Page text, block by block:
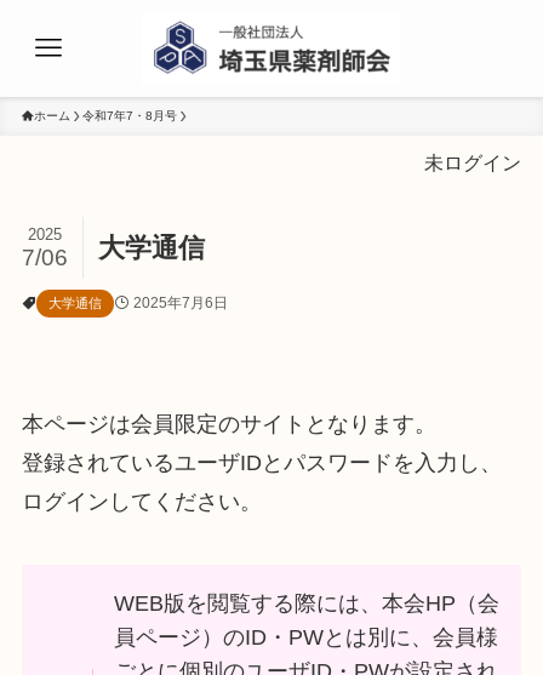
ホーム 令和7年7・8月号
未ログイン
大学通信
2025
7/06
大学通信 2025年7月6日
本ページは会員限定のサイトとなります。
登録されているユーザIDとパスワードを入力し、
ログインしてください。
WEB版を閲覧する際には、本会HP（会
員ページ）のID・PWとは別に、会員様